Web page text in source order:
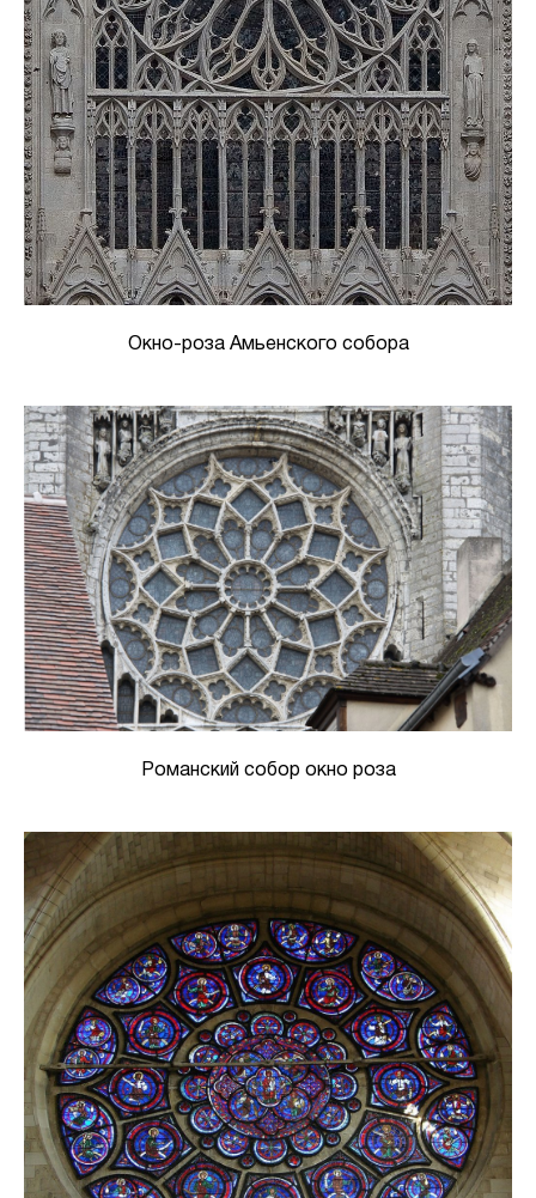
Окно-роза Амьенского собора
Романский собор окно роза